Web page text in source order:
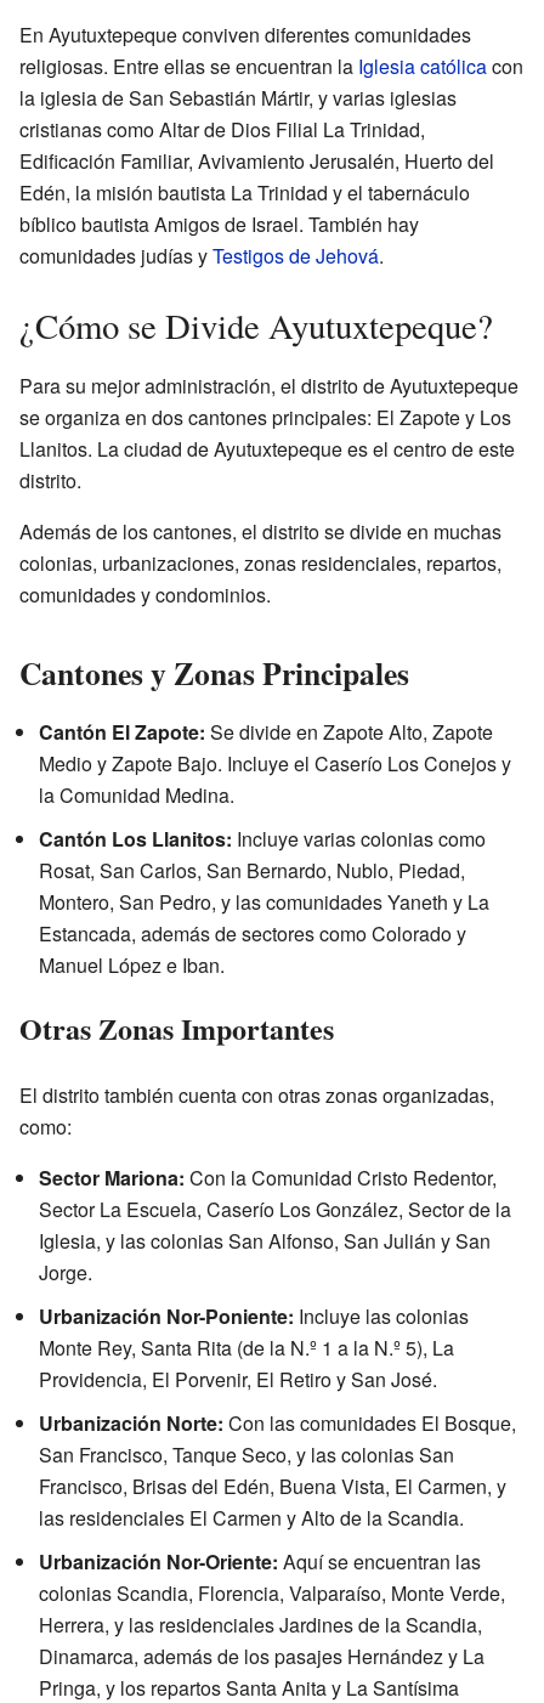
En Ayutuxtepeque conviven diferentes comunidades
religiosas. Entre ellas se encuentran la Iglesia católicacon
la iglesia de San Sebastián Mártir, y varias iglesias
cristianas como Altar de Dios Filial La Trinidad,
Edificación Familiar, Avivamiento Jerusalén, Huerto del
Edén, la misión bautista La Trinidad y el tabernáculo
bíblico bautista Amigos de Israel. También hay
comunidades judías yTestigos de Jehová.
¿Cómo se Divide Ayutuxtepeque?
Para su mejor administración, el distrito de Ayutuxtepeque
se organiza en dos cantones principales: El Zapote y Los
Llanitos. La ciudad de Ayutuxtepeque es el centro de este
distrito.
Además de los cantones, el distrito se divide en muchas
colonias, urbanizaciones, zonas residenciales, repartos,
comunidades y condominios.
Cantones y Zonas Principales
Cantón El Zapote: Se divide en Zapote Alto, Zapote
Medio y Zapote Bajo. Incluye el Caserío Los Conejos y
la Comunidad Medina.
Cantón Los Llanitos: Incluye varias colonias como
Rosat, San Carlos, San Bernardo, Nublo, Piedad,
Montero, San Pedro, y las comunidades Yaneth y La
Estancada, además de sectores como Colorado y
Manuel López e Iban.
Otras Zonas Importantes
El distrito también cuenta con otras zonas organizadas,
como:
Sector Mariona: Con la Comunidad Cristo Redentor,
Sector La Escuela, Caserío Los González, Sector de la
Iglesia, y las colonias San Alfonso, San Julián y San
Jorge.
Urbanización Nor-Poniente: Incluye las colonias
Monte Rey, Santa Rita (de la N.º 1 a la N.º 5), La
Providencia, El Porvenir, El Retiro y San José.
Urbanización Norte: Con las comunidades El Bosque,
San Francisco, Tanque Seco, y las colonias San
Francisco, Brisas del Edén, Buena Vista, El Carmen, y
las residenciales El Carmen y Alto de la Scandia.
Urbanización Nor-Oriente: Aquí se encuentran las
colonias Scandia, Florencia, Valparaíso, Monte Verde,
Herrera, y las residenciales Jardines de la Scandia,
Dinamarca, además de los pasajes Hernández y La
Pringa, y los repartos Santa Anita y La Santísima